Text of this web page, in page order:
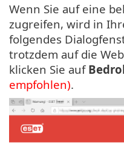
Wenn Sie auf eine
zugreifen, wird in
folgendes
trotzdem auf die
klicken Sie auf
empfohlen).